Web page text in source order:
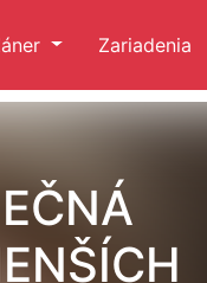
Zariadenia